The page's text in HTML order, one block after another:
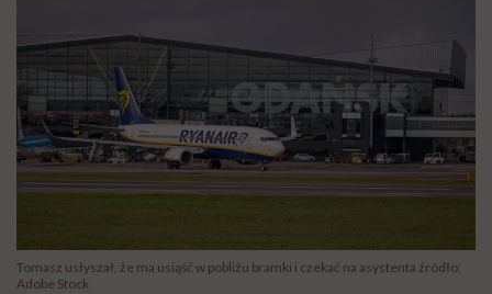
Tomasz usłyszał, że ma usiąść w pobliżu bramki i czekać na asystenta źródło:
Adobe Stock